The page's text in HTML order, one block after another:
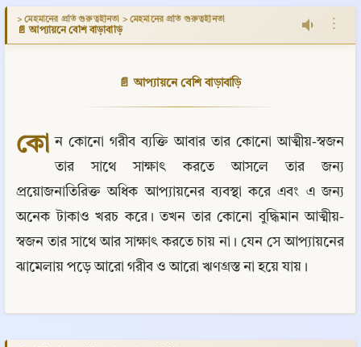
> মেহমানের প্রতি গুরুত্বহীনতা > মেহমানের প্রতি গুরুত্বহীনতা
📄 আপ্যায়নে বেশি বাড়াবাড়ি ⋮
📄 আপ্যায়নে বেশি বাড়াবাড়ি
কো ন কোনো গরীব ব্যক্তি আবার তার কোনো আত্মীয়-স্বজন
তার সাথে সাক্ষাৎ করতে আসলে তার জন্য
প্রয়োজনাতিরিক্ত অধিক আপ্যায়নের ব্যবস্থা করে এবং এ জন্য
অনেক টাকাও খরচ করে। তখন তার কোনো বুদ্ধিমান আত্মীয়-
স্বজন তার সাথে আর সাক্ষাৎ করতে চায় না। যেন সে আপ্যায়নের
ঝামেলায় পড়ে আরো গরীব ও আরো ঋণগ্রস্ত না হয়ে যায়।